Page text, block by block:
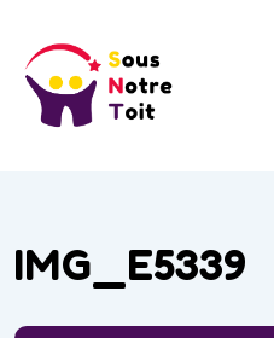
IMG_E5339